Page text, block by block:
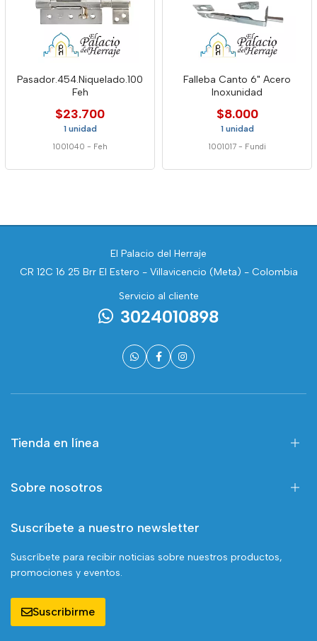
Pasador.454.Niquelado.100
Feh
$23.700
1 unidad
1001040 - Feh
Falleba Canto 6" Acero
Inoxunidad
$8.000
1 unidad
1001017 - Fundi
El Palacio del Herraje
CR 12C 16 25 Brr El Estero - Villavicencio (Meta) - Colombia
Servicio al cliente
3024010898
Tienda en línea
Sobre nosotros
Suscríbete a nuestro newsletter
Suscríbete para recibir noticias sobre nuestros productos,
promociones y eventos.
Suscribirme